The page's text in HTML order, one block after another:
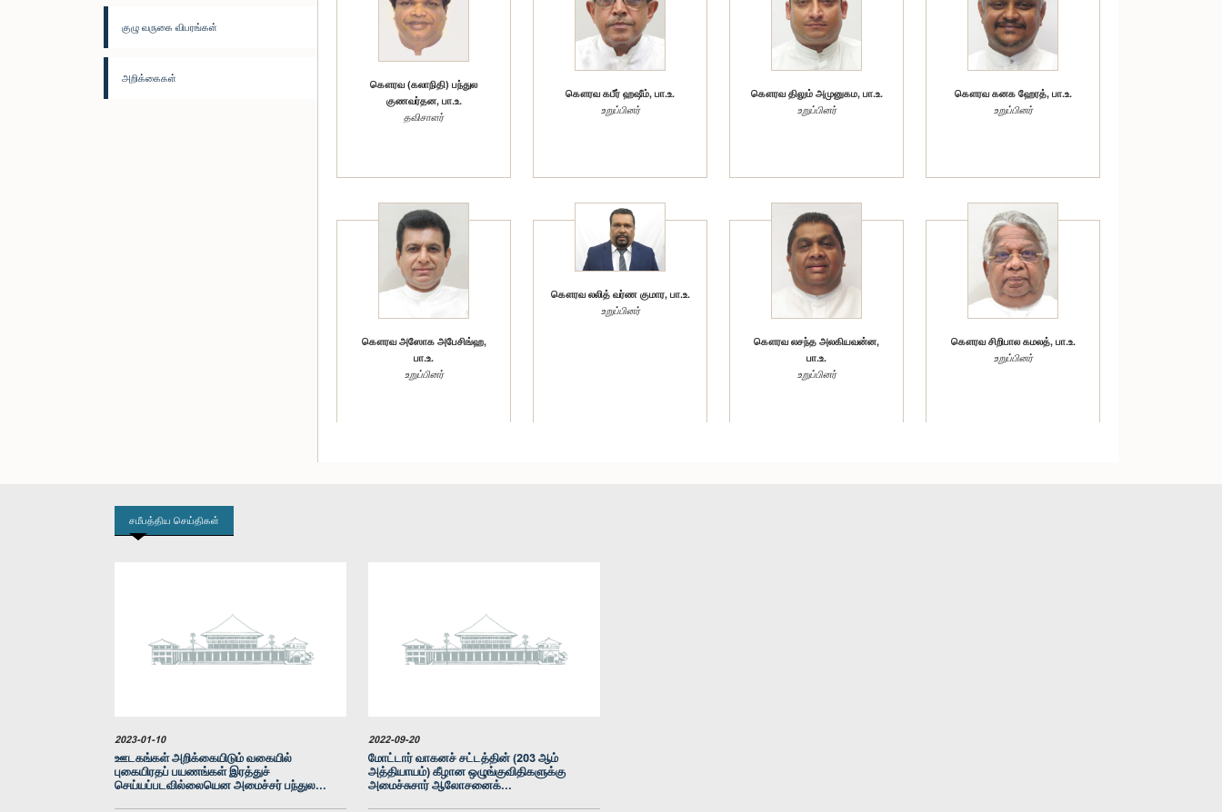
குழு வருகை விபரங்கள்
அறிக்கைகள்
கௌரவ (கலாநிதி) பந்துல
குணவர்தன, பா.உ.
தவிசாளர்
கௌரவ கபீர் ஹஷீம், பா.உ.
உறுப்பினர்
கௌரவ திலும் அமுனுகம, பா.உ.
உறுப்பினர்
கௌரவ கனக ஹேரத், பா.உ.
உறுப்பினர்
கௌரவ அஸோக அபேசிங்ஹ,
பா.உ.
உறுப்பினர்
கௌரவ லலித் வர்ண குமார, பா.உ.
உறுப்பினர்
கௌரவ லசந்த அலகியவன்ன,
பா.உ.
உறுப்பினர்
கௌரவ சிறிபால கமலத், பா.உ.
உறுப்பினர்
சமீபத்திய செய்திகள்
2023-01-10
ஊடகங்கள் அறிக்கையிடும் வகையில்
புகையிரதப் பயணங்கள் இரத்துச்
செய்யப்படவில்லையென அமைச்சர் பந்துல...
2022-09-20
மோட்டார் வாகனச் சட்டத்தின் (203 ஆம்
அத்தியாயம்) கீழான ஒழுங்குவிதிகளுக்கு
அமைச்சுசார் ஆலோசனைக்...